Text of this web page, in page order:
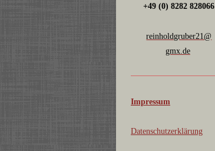
+49 (0) 8282 828066
reinholdgruber21@
gmx.de
Impressum
Datenschutzerklärung